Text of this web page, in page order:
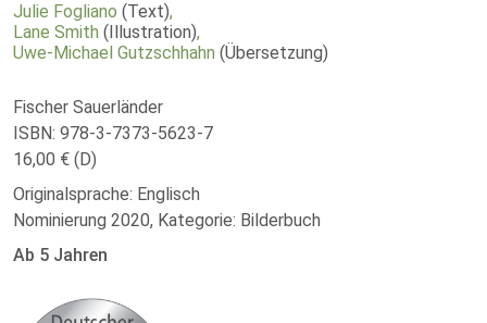
Julie Fogliano (Text),
Lane Smith (Illustration),
Uwe-Michael Gutzschhahn (Übersetzung)
Fischer Sauerländer
ISBN: 978-3-7373-5623-7
16,00 € (D)
Originalsprache: Englisch
Nominierung 2020, Kategorie: Bilderbuch
Ab 5 Jahren